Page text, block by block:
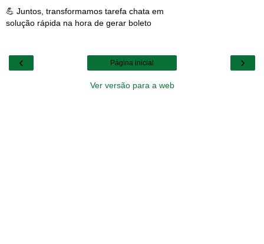
💪 Juntos, transformamos tarefa chata em
solução rápida na hora de gerar boleto
‹ ›
Página inicial
Ver versão para a web